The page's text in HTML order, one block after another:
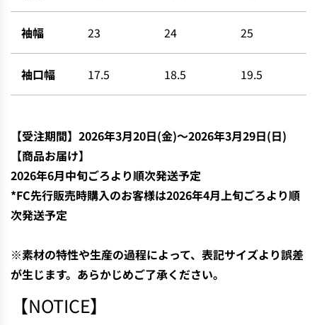
袖幅 23 24 25
袖口幅 17.5 18.5 19.5
【受注期間】2026年3月20日(金)〜2026年3月29日(日)
【商品お届け】
2026年6月中旬ごろより順次発送予定
*FC先行販売時購入のお客様は2026年4月上旬ごろより順
次発送予定
※素材の特性や生産の過程によって、表記サイズより誤差
が生じます。あらかじめご了承ください。
【NOTICE】